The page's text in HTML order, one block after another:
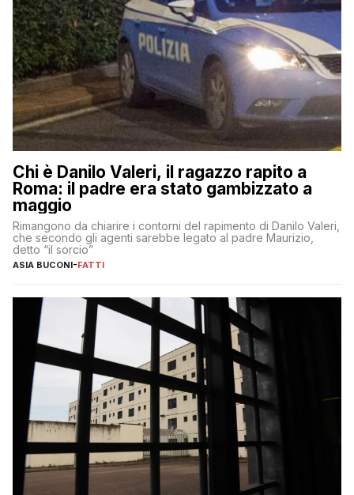
Chi è Danilo Valeri, il ragazzo rapito a
Roma: il padre era stato gambizzato a
maggio
Rimangono da chiarire i contorni del rapimento di Danilo Valeri,
che secondo gli agenti sarebbe legato al padre Maurizio,
detto “il sorcio”
ASIA BUCONI-FATTI